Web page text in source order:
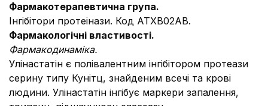
Фармакотерапевтична група.
Інгібітори протеінази. Код АТХB02AB.
Фармакологічні властивості.
Фармакодинаміка.
Улінастатін є полівалентним інгібітором протеази
серину типу Кунітц, знайденим вcечі та крові
людини. Улінастатін інгібує маркери запалення,